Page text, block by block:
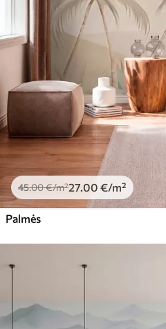
45.00€/m²27 .00 €/m²
Palmės